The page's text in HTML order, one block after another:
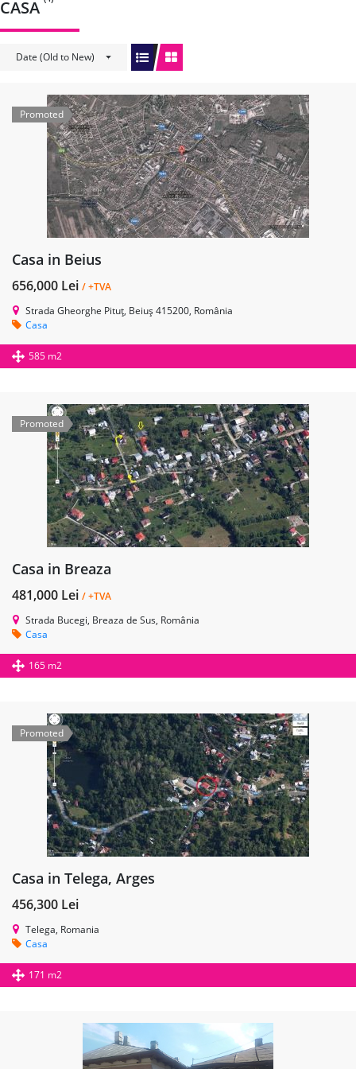
CASA
Date (Old to New)
Promoted
Casa in Beius
656,000 Lei / +TVA
Strada Gheorghe Pituț, Beiuș 415200, România
Casa
585 m2
Promoted
Casa in Breaza
481,000 Lei / +TVA
Strada Bucegi, Breaza de Sus, România
Casa
165 m2
Promoted
Casa in Telega, Arges
456,300 Lei
Telega, Romania
Casa
171 m2